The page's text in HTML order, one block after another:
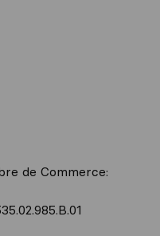
de Commerce: